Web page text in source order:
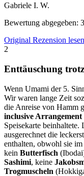
Gabriele I. W.
Bewertung abgegeben:
Original Rezension lesen
2
Enttäuschung
Wenn Umami der 5.
Wir waren lange Zeit
die Anreise von Hamm
inclusive Arrangement
Speisekarte beinhaltete.
ausgerechnet die
enthalten, obwohl sie
kein Butterfisch
Sashimi, keine
Trogmuscheln